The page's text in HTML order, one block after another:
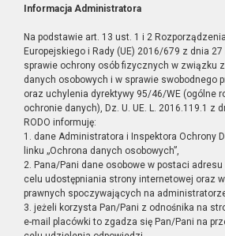
Informacja Administratora
Na podstawie art. 13 ust. 1 i 2
Europejskiego i Rady (UE) 2016/679 z dnia
sprawie ochrony osób fizycznych w związku
danych osobowych i w sprawie swobodnego
oraz uchylenia dyrektywy 95/46/WE (ogólne
ochronie danych), Dz. U. UE. L. 2016.119.1 z
RODO informuję:
1. dane Administratora i Inspektora Ochrony
linku „Ochrona danych osobowych”,
2. Pana/Pani dane osobowe w postaci adresu
celu udostępniania strony internetowej oraz
prawnych spoczywających na
3. jeżeli korzysta Pan/Pani z odnośnika na
e-mail placówki to zgadza się Pan/Pani na